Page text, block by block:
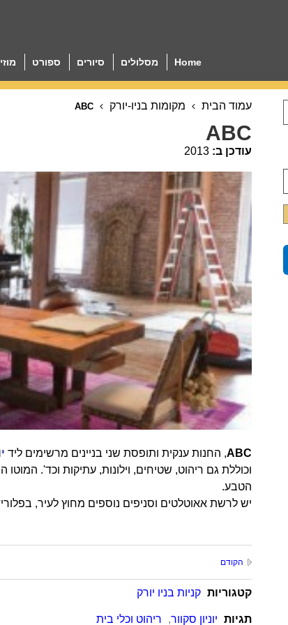
Home מסלולים סיורים ספורט
עמוד הבית מקומות בניו-יורק
ABC
עודכן ב: 2013
ABC, החנות ענקית ותופסת שני בניינים מרשימים ליד
וכוללת גם ריהוט, שטיחים, וילונות, עתיקות וכד'.
הטבע.
יש לרשת אאוטלטים וסניפים נוספים מחוץ לעיר,
הקודם
קטגוריות קניות בניו יורק
תגיות יוניון סקוור, ריהוט וכלי בית